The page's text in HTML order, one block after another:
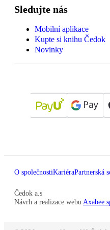
Sledujte nás
Mobilní aplikace
Kupte si knihu Čedok
Novinky
O společnostiKariéraPartnerská
Čedok a.s
Návrh a realizace webu Axabee